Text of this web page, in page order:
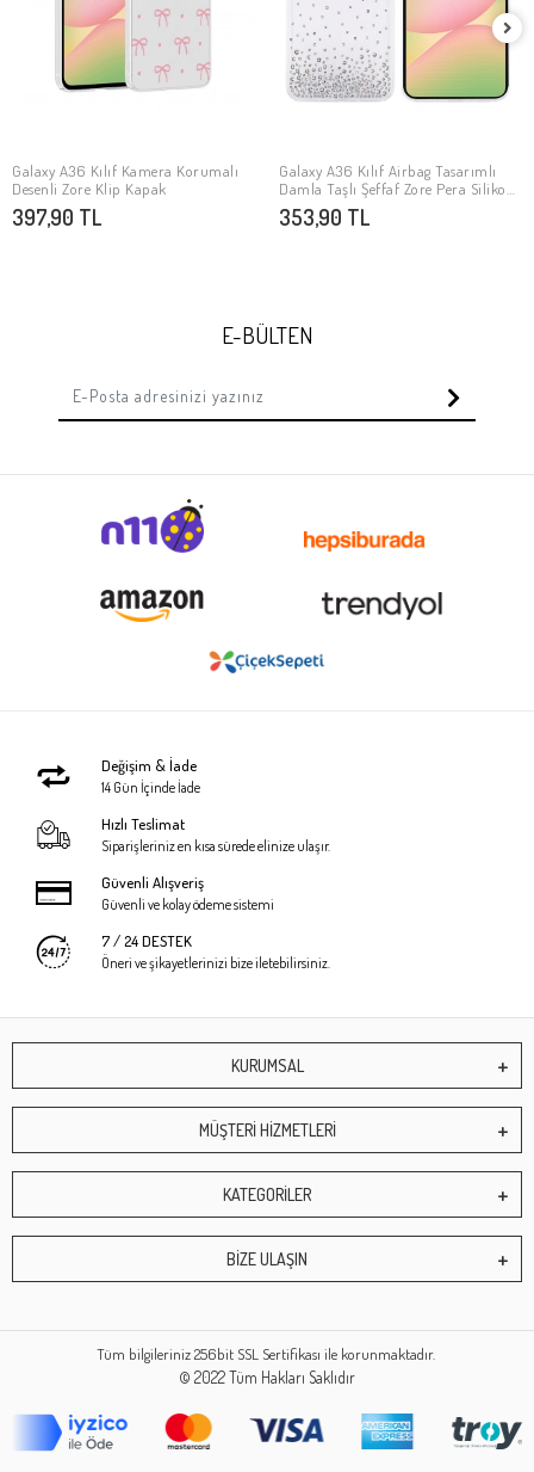
SEPETE EKLE
Galaxy A36 Kılıf Kamera Korumalı
Desenli Zore Klip Kapak
397,90 TL
SEPETE EKLE
Galaxy A36 Kılıf Airbag Tasarımlı
Damla Taşlı Şeffaf Zore Pera Silikon
Kapak
353,90 TL
E-BÜLTEN
Değişim & İade
14 Gün İçinde İade
Hızlı Teslimat
Siparişleriniz en kısa sürede elinize ulaşır.
Güvenli Alışveriş
Güvenli ve kolay ödeme sistemi
7 / 24 DESTEK
Öneri ve şikayetlerinizi bize iletebilirsiniz.
KURUMSAL
MÜŞTERİ HİZMETLERİ
KATEGORİLER
BİZE ULAŞIN
Tüm bilgileriniz 256bit SSL Sertifikası ile korunmaktadır.
© 2022Tüm Hakları Saklıdır